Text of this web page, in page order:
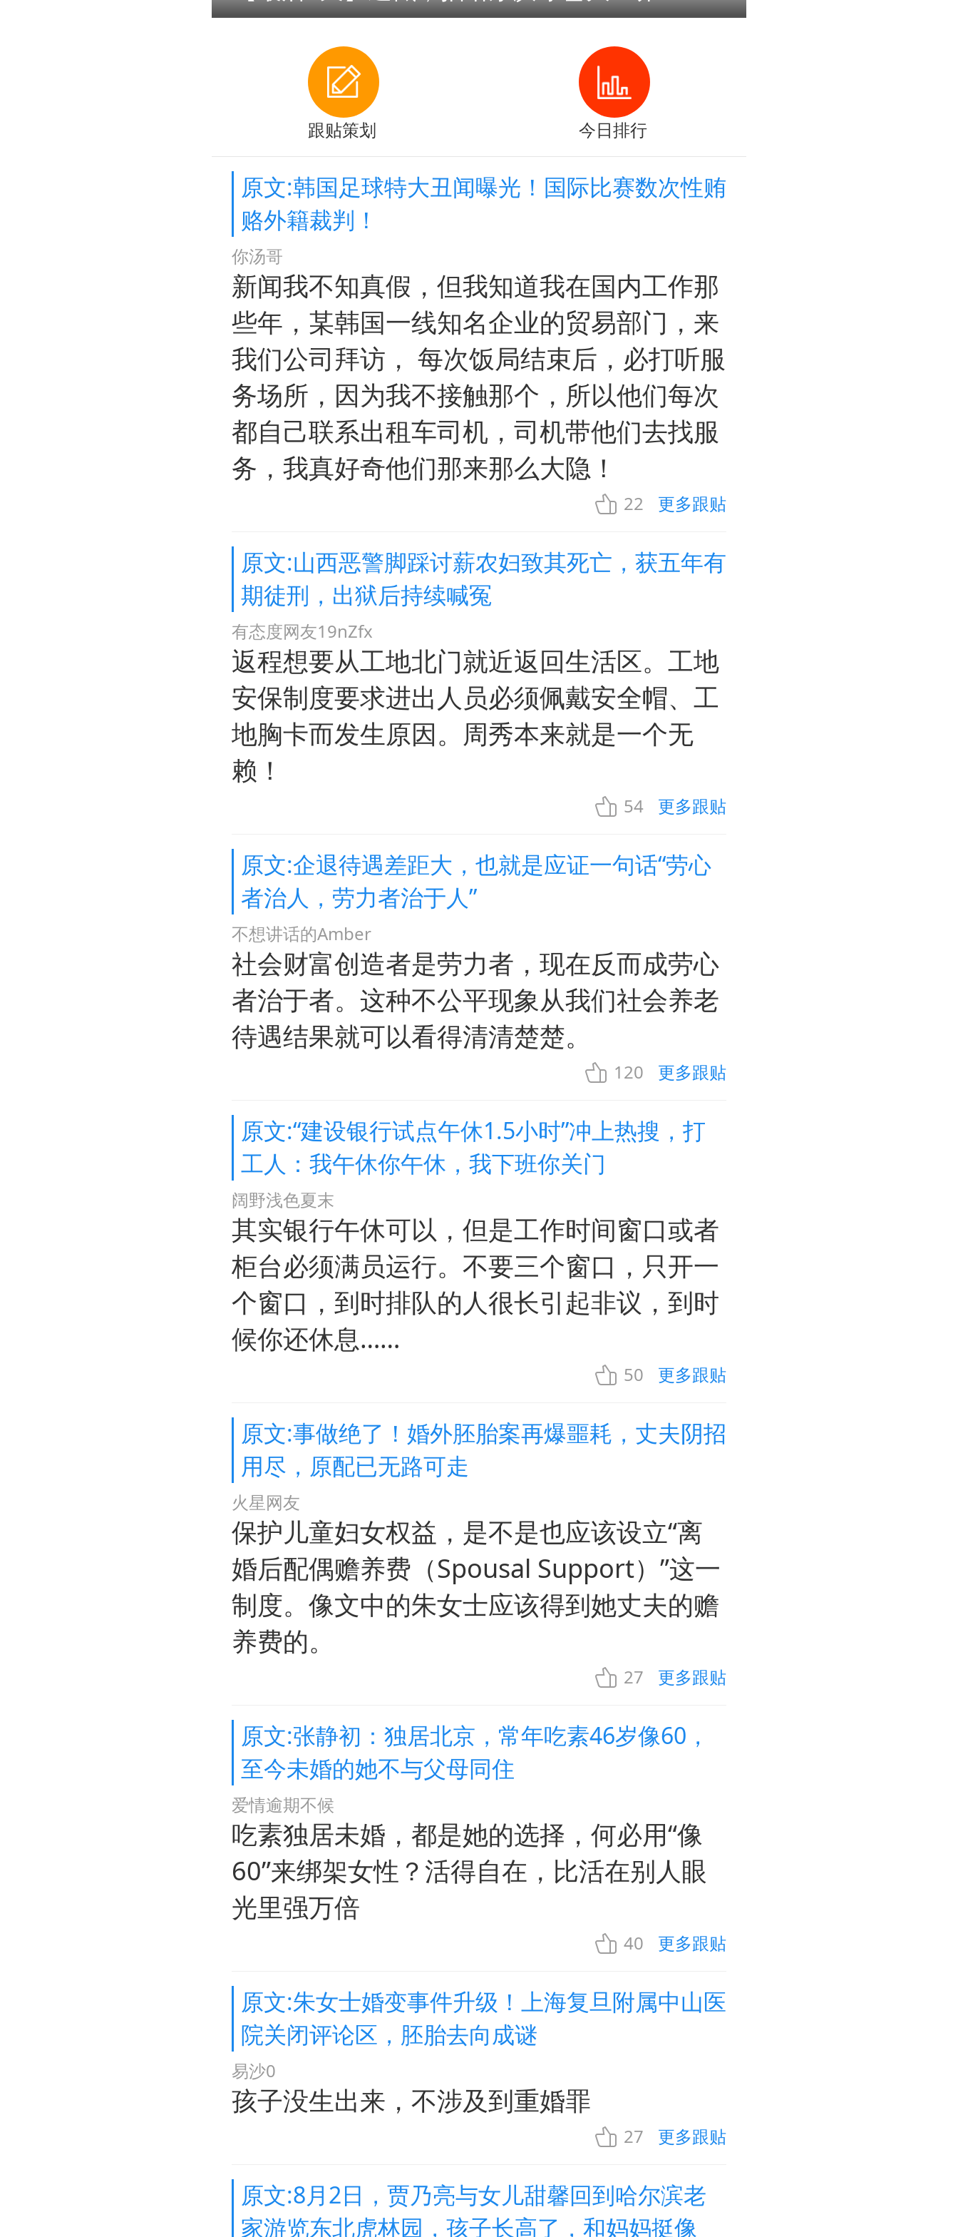
跟贴策划 今日排行
原文:韩国足球特大丑闻曝光！国际比赛数次性贿
赂外籍裁判！
你汤哥
新闻我不知真假，但我知道我在国内工作那
些年，某韩国一线知名企业的贸易部门，来
我们公司拜访， 每次饭局结束后，必打听服
务场所，因为我不接触那个，所以他们每次
都自己联系出租车司机，司机带他们去找服
务，我真好奇他们那来那么大隐！
22 更多跟贴
原文:山西恶警脚踩讨薪农妇致其死亡，获五年有
期徒刑，出狱后持续喊冤
有态度网友19nZfx
返程想要从工地北门就近返回生活区。工地
安保制度要求进出人员必须佩戴安全帽、工
地胸卡而发生原因。周秀本来就是一个无
赖！
54 更多跟贴
原文:企退待遇差距大，也就是应证一句话“劳心
者治人，劳力者治于人”
不想讲话的Amber
社会财富创造者是劳力者，现在反而成劳心
者治于者。这种不公平现象从我们社会养老
待遇结果就可以看得清清楚楚。
120 更多跟贴
原文:“建设银行试点午休1.5小时”冲上热搜，打
工人：我午休你午休，我下班你关门
阔野浅色夏末
其实银行午休可以，但是工作时间窗口或者
柜台必须满员运行。不要三个窗口，只开一
个窗口，到时排队的人很长引起非议，到时
候你还休息……
50 更多跟贴
原文:事做绝了！婚外胚胎案再爆噩耗，丈夫阴招
用尽，原配已无路可走
火星网友
保护儿童妇女权益，是不是也应该设立“离
婚后配偶赡养费（Spousal Support）”这一
制度。像文中的朱女士应该得到她丈夫的赡
养费的。
27 更多跟贴
原文:张静初：独居北京，常年吃素46岁像60，
至今未婚的她不与父母同住
爱情逾期不候
吃素独居未婚，都是她的选择，何必用“像
60”来绑架女性？活得自在，比活在别人眼
光里强万倍
40 更多跟贴
原文:朱女士婚变事件升级！上海复旦附属中山医
院关闭评论区，胚胎去向成谜
易沙0
孩子没生出来，不涉及到重婚罪
27 更多跟贴
原文:8月2日，贾乃亮与女儿甜馨回到哈尔滨老
家游览东北虎林园，孩子长高了，和妈妈挺像